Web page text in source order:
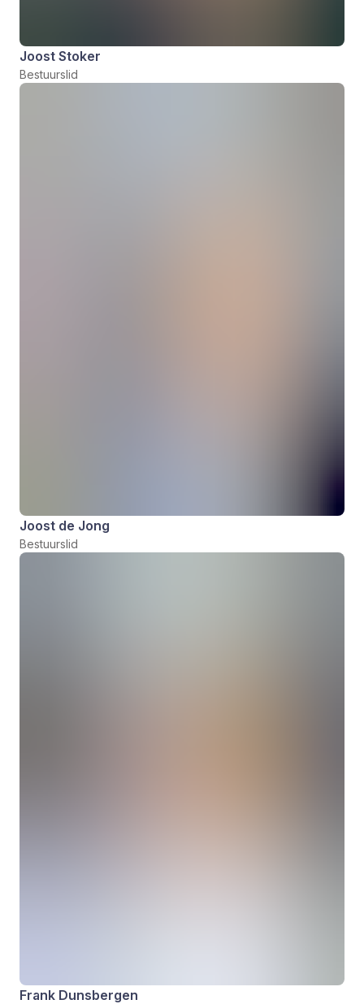
Joost Stoker
Bestuurslid
Joost de Jong
Bestuurslid
Frank Dunsbergen